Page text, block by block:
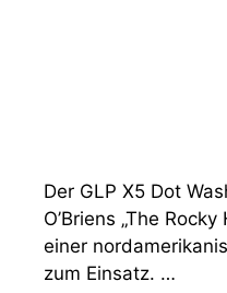
Der GLP X5 Dot
O’Briens „The
einer
zum Einsatz. …